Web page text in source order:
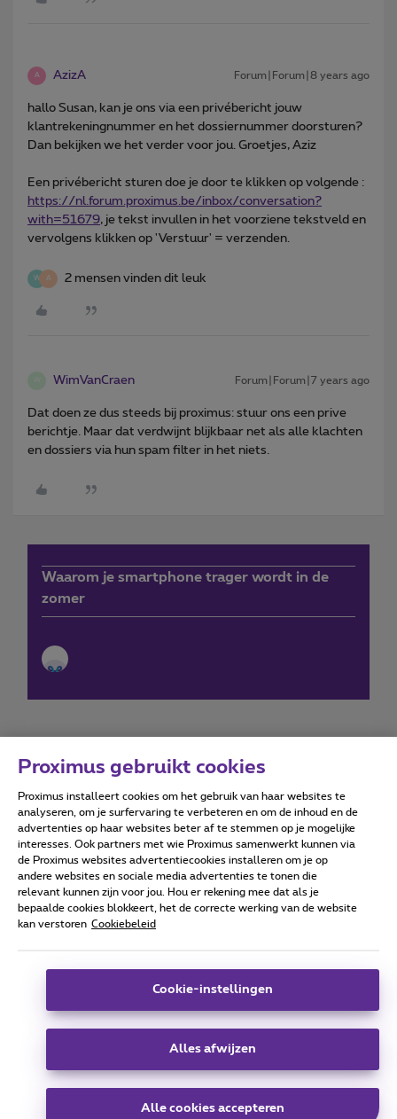
A AzizA Forum|Forum|8 years ago
hallo Susan, kan je ons via een privébericht jouw
klantrekeningnummer en het dossiernummer doorsturen?
Dan bekijken we het verder voor jou. Groetjes, Aziz
Een privébericht sturen doe je door te klikken op volgende :
https://nl.forum.proximus.be/inbox/conversation?
with=51679, je tekst invullen in het voorziene tekstveld en
vervolgens klikken op 'Verstuur' = verzenden.
W A 2 mensen vinden dit leuk
WimVanCraen Forum|Forum|7 years ago
Dat doen ze dus steeds bij proximus: stuur ons een prive
berichtje. Maar dat verdwijnt blijkbaar net als alle klachten
en dossiers via hun spam filter in het niets.
Waarom je smartphone trager wordt in de
zomer
Forumvoorwaarden Accessibility statement
Alle rechten voorbehouden. © Proximus
Algemene voorwaarden, consumenteninfo
Deze website is gecreëerd en wordt beheerd conform het
Koning Albert II-laan 27 - B-1030 Brussel.
Carrier & Wholesale Solutions
Telindus
Proximus gebruikt cookies
Proximus installeert cookies om het gebruik van haar websites te
analyseren, om je surfervaring te verbeteren en om de inhoud en de
advertenties op haar websites beter af te stemmen op je mogelijke
interesses. Ook partners met wie Proximus samenwerkt kunnen via
de Proximus websites advertentiecookies installeren om je op
andere websites en sociale media advertenties te tonen die
relevant kunnen zijn voor jou. Hou er rekening mee dat als je
bepaalde cookies blokkeert, het de correcte werking van de website
kan verstoren Cookiebeleid
Cookie-instellingen
Alles afwijzen
Alle cookies accepteren